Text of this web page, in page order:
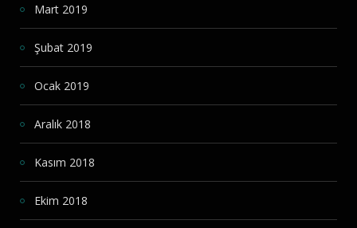
Mart 2019
Şubat 2019
Ocak 2019
Aralık 2018
Kasım 2018
Ekim 2018